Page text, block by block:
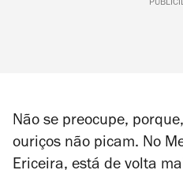
Não se preocupe,
ouriços não picam. No
Ericeira, está de volta